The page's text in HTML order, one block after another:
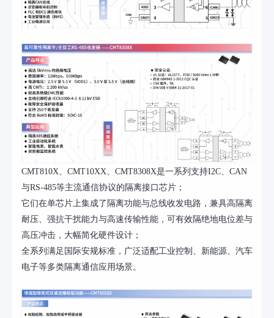
CMT810X、CMT10XX、CMT8308X是一系列支持I2C、CAN
与RS-485等主流通信协议的隔离接口芯片；
它们在单芯片上集成了隔离功能与总线收发电路， 兼具高隔离
耐压、强抗干扰能力与高速传输性能，可有效隔绝地电位差与
高压冲击，大幅简化硬件设计；
全系列满足国际安规标准，广泛适配工业控制、新能源、汽车
电子等多类隔离通信应用场景。